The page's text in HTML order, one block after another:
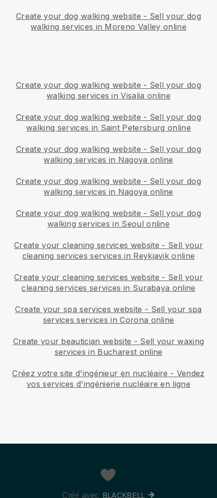
Create your dog walking website - Sell your dog
walking services in Moreno Valley online
Create your dog walking website - Sell your dog
walking services in Visalia online
Create your dog walking website - Sell your dog
walking services in Saint Petersburg online
Create your dog walking website - Sell your dog
walking services in Nagoya online
Create your dog walking website - Sell your dog
walking services in Nagoya online
Create your dog walking website - Sell your dog
walking services in Seoul online
Create your cleaning services website - Sell your
cleaning services services in Reykjavik online
Create your cleaning services website - Sell your
cleaning services services in Surabaya online
Create your spa services website - Sell your spa
services services in Corona online
Create your beautician website - Sell your waxing
services in Bucharest online
Créez votre site d'ingénieur en nucléaire - Vendez
vos services d'ingénierie nucléaire en ligne
Créé avec BLACKBELL